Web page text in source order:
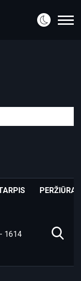
PERŽIŪRA
1614